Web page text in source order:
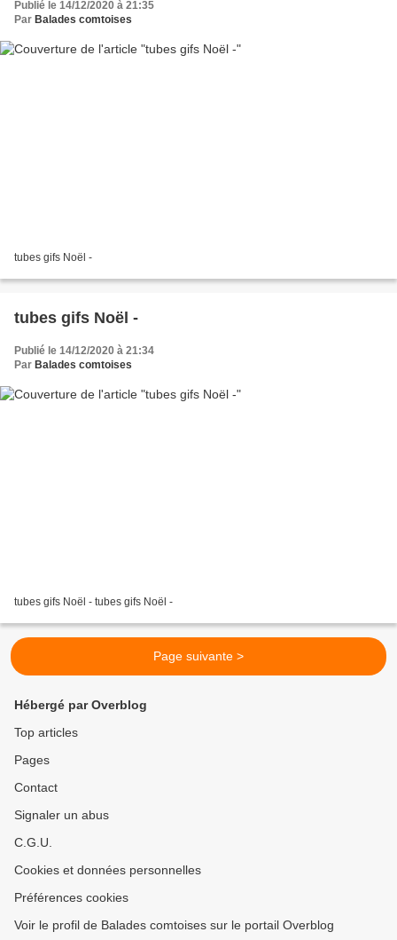
Publié le 14/12/2020 à 21:35
Par Balades comtoises
tubes gifs Noël -
tubes gifs Noël -
Publié le 14/12/2020 à 21:34
Par Balades comtoises
tubes gifs Noël - tubes gifs Noël -
Page suivante >
Hébergé par Overblog
Top articles
Pages
Contact
Signaler un abus
C.G.U.
Cookies et données personnelles
Préférences cookies
Voir le profil de Balades comtoises sur le portail Overblog